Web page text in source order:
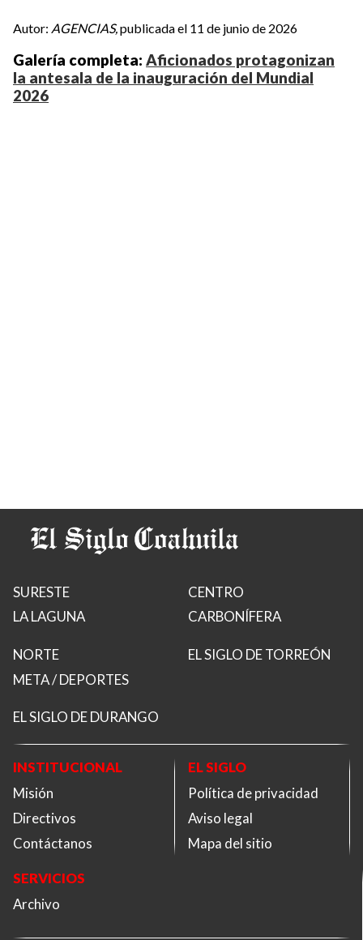
Autor: AGENCIAS,publicada el 11 de junio de 2026
Galería completa: Aficionados protagonizan
la antesala de la inauguración del Mundial
2026
SURESTE
LA LAGUNA
CENTRO
CARBONÍFERA
NORTE
META / DEPORTES
EL SIGLO DE TORREÓN
EL SIGLO DE DURANGO
INSTITUCIONAL
Misión
Directivos
Contáctanos
EL SIGLO
Política de privacidad
Aviso legal
Mapa del sitio
SERVICIOS
Archivo